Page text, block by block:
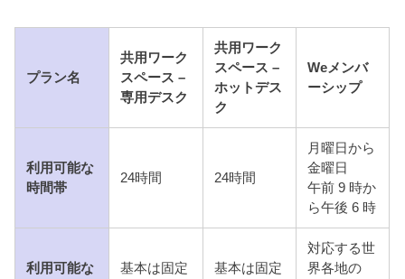
プラン名
共用ワーク
スペース –
専用デスク
共用ワーク
スペース –
ホットデス
ク
Weメンバ
ーシップ
利用可能な
時間帯
24時間 24時間
月曜日から
金曜日
午前 9 時か
ら午後 6 時
利用可能な
基本は固定
基本は固定
対応する世
界各地の